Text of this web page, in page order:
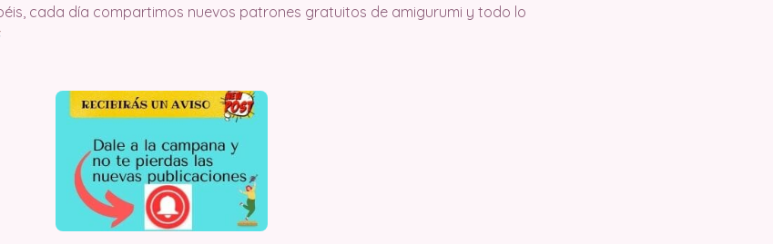
cada día compartimos nuevos patrones gratuitos de amigurumi y todo lo